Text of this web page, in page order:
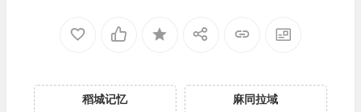
稻城记忆
麻同拉域